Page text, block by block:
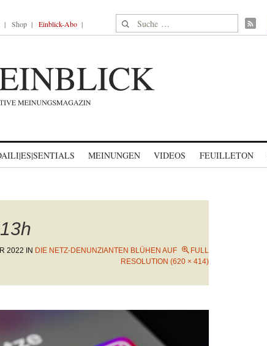
Shop Einblick-Abo Suche nach:
MEINUNGEN VIDEOS FEUILLETON
2022 IN DIE NETZ-DENUNZIANTEN BLÜHEN AUF
FULL
RESOLUTION (620 × 414)